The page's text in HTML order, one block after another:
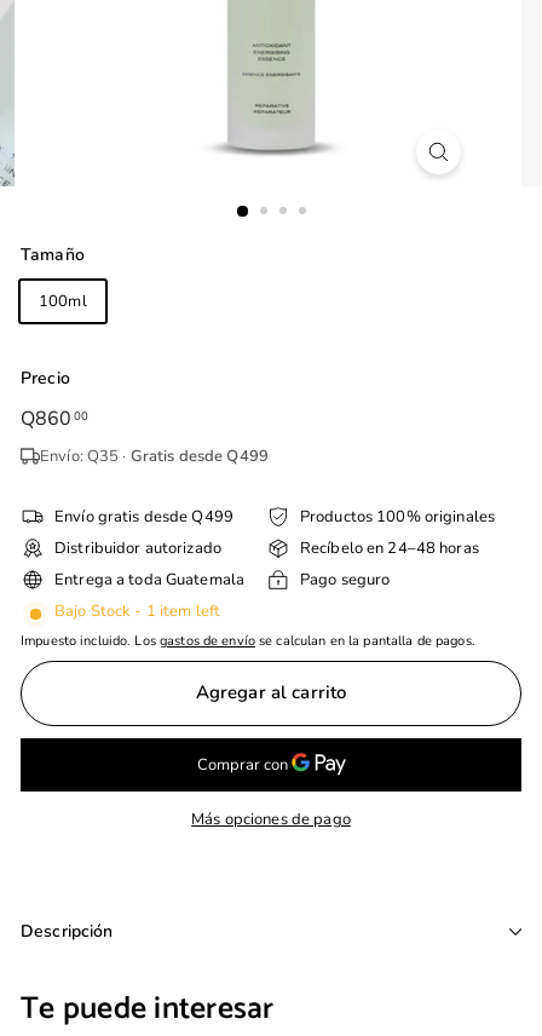
Tamaño
100ml
Precio
Precio
Q860 00Q860.00
Envío: Q35 · Gratis desde Q499
Envío gratis desde Q499
Productos 100% originales
Distribuidor autorizado
Recíbelo en 24–48 horas
Entrega a toda Guatemala
Pago seguro
Bajo Stock - 1 item left
Impuesto incluido. Los gastos de envíose calculan en la pantalla de pagos.
Agregar al carrito
Más opciones de pago
Descripción
Te puede interesar